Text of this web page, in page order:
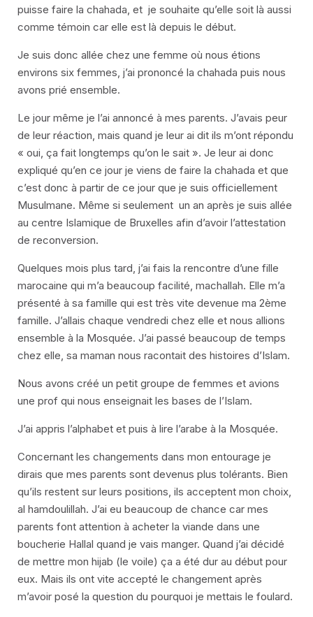
puisse faire la chahada, et je souhaite qu’elle soit là aussi
comme témoin car elle est là depuis le début.
Je suis donc allée chez une femme où nous étions
environs six femmes, j’ai prononcé la chahada puis nous
avons prié ensemble.
Le jour même je l’ai annoncé à mes parents. J’avais peur
de leur réaction, mais quand je leur ai dit ils m’ont répondu
« oui, ça fait longtemps qu’on le sait ». Je leur ai donc
expliqué qu’en ce jour je viens de faire la chahada et que
c’est donc à partir de ce jour que je suis officiellement
Musulmane. Même si seulement un an après je suis allée
au centre Islamique de Bruxelles afin d’avoir l’attestation
de reconversion.
Quelques mois plus tard, j’ai fais la rencontre d’une fille
marocaine qui m’a beaucoup facilité, machallah. Elle m’a
présenté à sa famille qui est très vite devenue ma 2ème
famille. J’allais chaque vendredi chez elle et nous allions
ensemble à la Mosquée. J’ai passé beaucoup de temps
chez elle, sa maman nous racontait des histoires d’Islam.
Nous avons créé un petit groupe de femmes et avions
une prof qui nous enseignait les bases de l’Islam.
J’ai appris l’alphabet et puis à lire l’arabe à la Mosquée.
Concernant les changements dans mon entourage je
dirais que mes parents sont devenus plus tolérants. Bien
qu’ils restent sur leurs positions, ils acceptent mon choix,
al hamdoulillah. J’ai eu beaucoup de chance car mes
parents font attention à acheter la viande dans une
boucherie Hallal quand je vais manger. Quand j’ai décidé
de mettre mon hijab (le voile) ça a été dur au début pour
eux. Mais ils ont vite accepté le changement après
m’avoir posé la question du pourquoi je mettais le foulard.